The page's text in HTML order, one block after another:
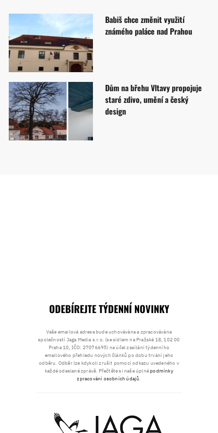
Babiš chce změnit využití
známého paláce nad Prahou
Dům na břehu Vltavy propojuje
staré zdivo, umění a český
design
ODEBÍREJTE TÝDENNÍ NOVINKY
Vaše emailová adresa bude uchovávána a zpracovávána
společností Jaga Media s.r.o. (se sídlem na Pražské 18, 102 00
Praha 10, IČO: 27076695) na účel zasílání týdenního
emailového přehledu nových článků po dobu trvání jeho
odběru. Odběr lze kdykoli zrušit pomocí odkazu uvedeného v
každé odeslané zprávě. Přečtěte si naše úplnépodmínky
zpracování osobních údajů.